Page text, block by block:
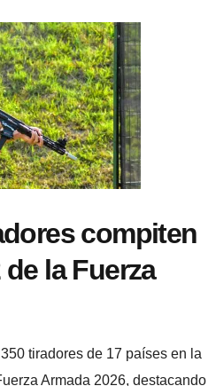
compiten
la Fuerza
tiradores de 17 países en la
Armada 2026, destacando